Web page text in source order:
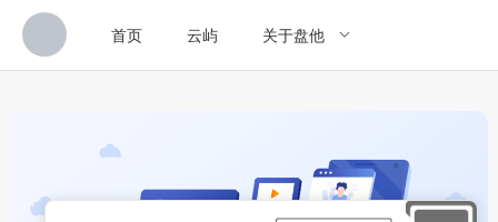
首页 云屿 关于盘他